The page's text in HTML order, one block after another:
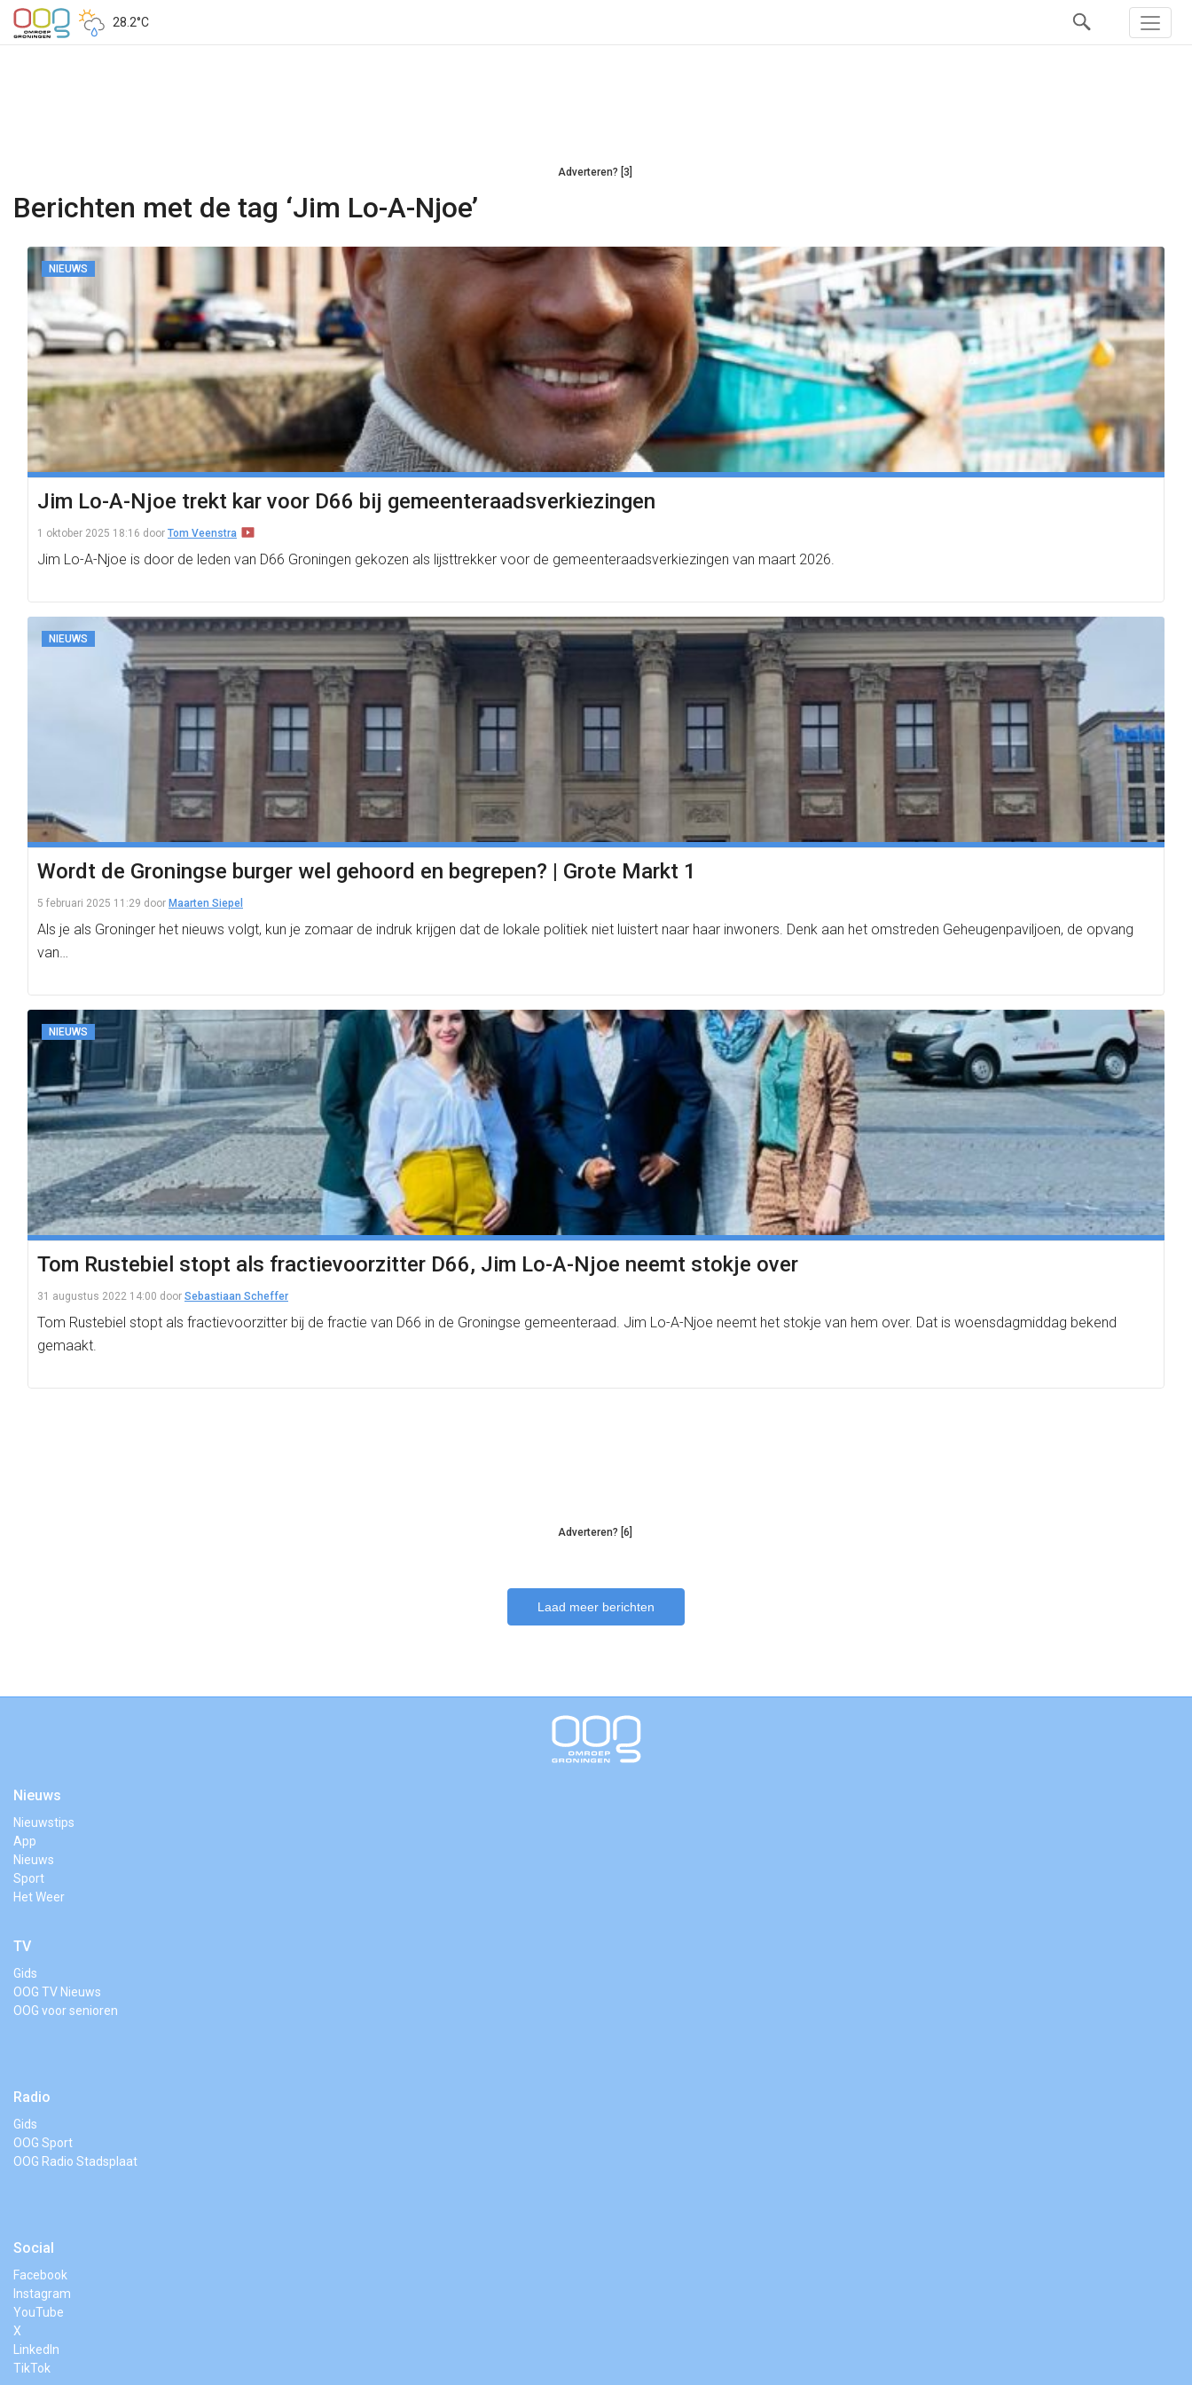
28.2°C
Adverteren? [3]
Berichten met de tag ‘Jim Lo-A-Njoe’
NIEUWS
Jim Lo-A-Njoe trekt kar voor D66 bij gemeenteraadsverkiezingen
1 oktober 2025 18:16 door Tom Veenstra
Jim Lo-A-Njoe is door de leden van D66 Groningen gekozen als lijsttrekker voor de gemeenteraadsverkiezingen van maart 2026.
NIEUWS
Wordt de Groningse burger wel gehoord en begrepen? | Grote Markt 1
5 februari 2025 11:29 door Maarten Siepel
Als je als Groninger het nieuws volgt, kun je zomaar de indruk krijgen dat de lokale politiek niet luistert naar haar inwoners. Denk aan het omstreden Geheugenpaviljoen, de opvang
van…
NIEUWS
Tom Rustebiel stopt als fractievoorzitter D66, Jim Lo-A-Njoe neemt stokje over
31 augustus 2022 14:00 door Sebastiaan Scheffer
Tom Rustebiel stopt als fractievoorzitter bij de fractie van D66 in de Groningse gemeenteraad. Jim Lo-A-Njoe neemt het stokje van hem over. Dat is woensdagmiddag bekend
gemaakt.
Adverteren? [6]
Laad meer berichten
Nieuws
Nieuwstips
App
Nieuws
Sport
Het Weer
TV
Gids
OOG TV Nieuws
OOG voor senioren
Radio
Gids
OOG Sport
OOG Radio Stadsplaat
Social
Facebook
Instagram
YouTube
X
LinkedIn
TikTok